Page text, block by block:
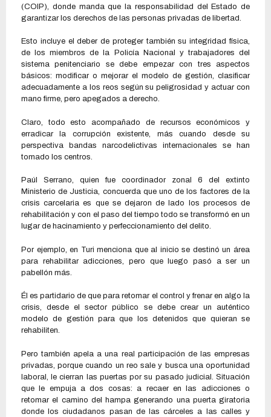
(COIP), donde manda que la responsabilidad del Estado de
garantizar los derechos de las personas privadas de libertad.
Esto incluye el deber de proteger también su integridad física,
de los miembros de la Policía Nacional y trabajadores del
sistema penitenciario se debe empezar con tres aspectos
básicos: modificar o mejorar el modelo de gestión, clasificar
adecuadamente a los reos según su peligrosidad y actuar con
mano firme, pero apegados a derecho.
Claro, todo esto acompañado de recursos económicos y
erradicar la corrupción existente, más cuando desde su
perspectiva bandas narcodelictivas internacionales se han
tomado los centros.
Paúl Serrano, quien fue coordinador zonal 6 del extinto
Ministerio de Justicia, concuerda que uno de los factores de la
crisis carcelaria es que se dejaron de lado los procesos de
rehabilitación y con el paso del tiempo todo se transformó en un
lugar de hacinamiento y perfeccionamiento del delito.
Por ejemplo, en Turi menciona que al inicio se destinó un área
para rehabilitar adicciones, pero que luego pasó a ser un
pabellón más.
Él es partidario de que para retomar el control y frenar en algo la
crisis, desde el sector público se debe crear un auténtico
modelo de gestión para que los detenidos que quieran se
rehabiliten.
Pero también apela a una real participación de las empresas
privadas, porque cuando un reo sale y busca una oportunidad
laboral, le cierran las puertas por su pasado judicial. Situación
que le empuja a dos cosas: a recaer en las adicciones o
retomar el camino del hampa generando una puerta giratoria
donde los ciudadanos pasan de las cárceles a las calles y